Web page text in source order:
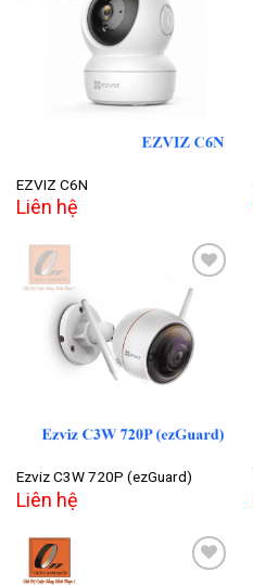
EZVIZ C6N
Liên hệ
Add to
wishlist
Ezviz C3W 720P (ezGuard)
Liên hệ